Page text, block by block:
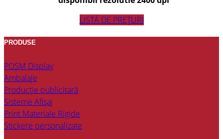
LISTĂ DE PREȚURI
PRODUSE
POSM Display
Ambalaje
Producție publicitară
Sisteme Afișaj
Print Materiale Rigide
Stickere personalizate